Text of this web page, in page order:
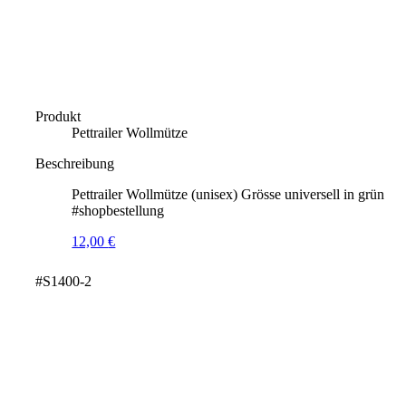
Produkt
Pettrailer Wollmütze
Beschreibung
Pettrailer Wollmütze (unisex) Grösse universell in grün
#shopbestellung
12,00€
#S1400-2